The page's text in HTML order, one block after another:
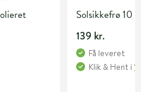
Solsikkefrø 10
139 kr.
Få leveret
Klik & Hent i